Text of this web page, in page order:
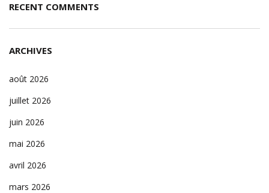
RECENT COMMENTS
ARCHIVES
août 2026
juillet 2026
juin 2026
mai 2026
avril 2026
mars 2026